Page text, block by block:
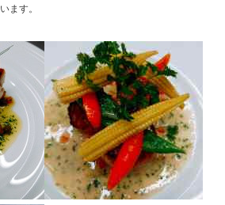
ます。